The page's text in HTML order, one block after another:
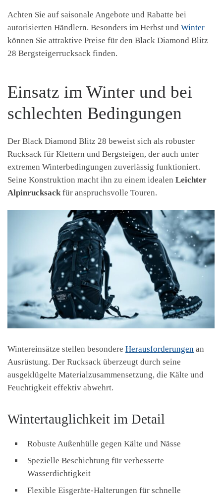
Achten Sie auf saisonale Angebote und Rabatte bei
autorisierten Händlern. Besonders im Herbst und Winter
können Sie attraktive Preise für den Black Diamond Blitz
28 Bergsteigerrucksack finden.
Einsatz im Winter und bei
schlechten Bedingungen
Der Black Diamond Blitz 28 beweist sich als robuster
Rucksack für Klettern und Bergsteigen, der auch unter
extremen Winterbedingungen zuverlässig funktioniert.
Seine Konstruktion macht ihn zu einem idealen Leichter
Alpinrucksack für anspruchsvolle Touren.
Wintereinsätze stellen besondere Herausforderungen an
Ausrüstung. Der Rucksack überzeugt durch seine
ausgeklügelte Materialzusammensetzung, die Kälte und
Feuchtigkeit effektiv abwehrt.
Wintertauglichkeit im Detail
Robuste Außenhülle gegen Kälte und Nässe
Spezielle Beschichtung für verbesserte
Wasserdichtigkeit
Flexible Eisgeräte-Halterungen für schnelle